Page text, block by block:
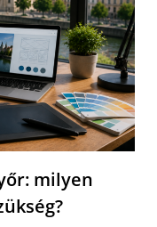
milyen